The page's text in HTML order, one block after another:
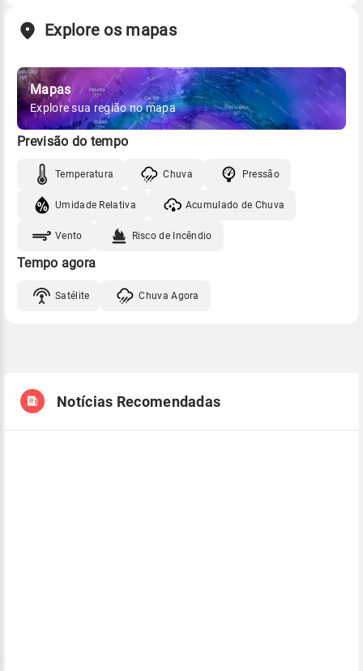
Explore os mapas
Mapas
Explore sua região no mapa
Previsão do tempo
Temperatura Chuva Pressão
Umidade Relativa Acumulado de Chuva
Vento Risco de Incêndio
Tempo agora
Satélite Chuva Agora
Notícias Recomendadas